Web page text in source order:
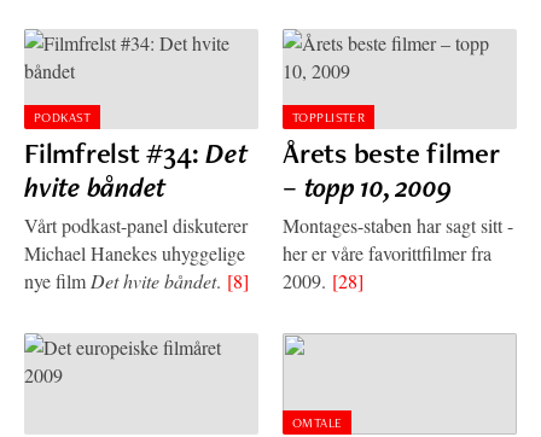
PODKAST
Filmfrelst #34:Det
hvite båndet
Vårt podkast-panel diskuterer
Michael Hanekes uhyggelige
nye filmDet hvite båndet. [8]
TOPPLISTER
Årets beste filmer
– topp 10, 2009
Montages-staben har sagt sitt -
her er våre favorittfilmer fra
2009. [28]
OMTALE